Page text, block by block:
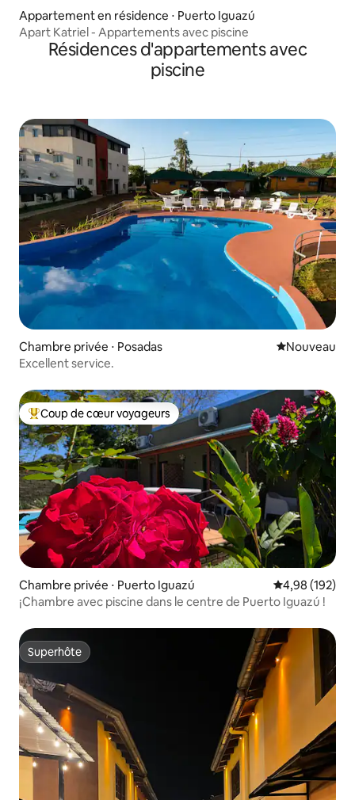
Appartement en résidence ⋅ Puerto Iguazú
Apart Katriel - Appartements avec piscine
Résidences d'appartements avec
piscine
Chambre privée ⋅ Posadas Nouvel
Nouveau
Excellent service.
Coups de cœur voyageurs les plus appréciés
Coup de cœur voyageurs
Chambre privée ⋅ Puerto Iguazú Évaluation
4,98 (192)
¡Chambre avec piscine dans le centre de Puerto Iguazú !
Superhôte
Superhôte